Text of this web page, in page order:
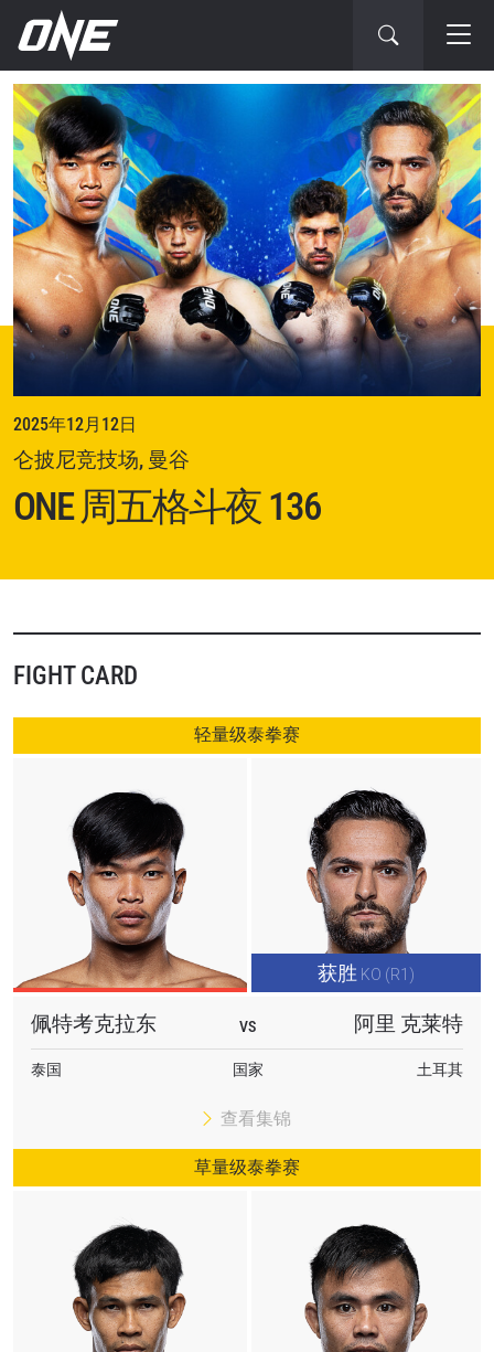
下
一
场
赛
事
2025年12月12日
仑披尼竞技场, 曼谷
ONE 周五格斗夜 136
FIGHT CARD
轻量级泰拳赛
获胜 KO (R1)
佩特考克拉东 VS 阿里 克莱特
泰国 国家 土耳其
查看集锦
草量级泰拳赛